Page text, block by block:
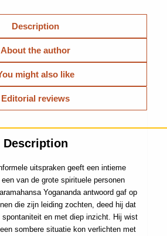
Description
About the author
might also like
Editorial reviews
Description
uitspraken geeft een intieme
van de grote spirituele personen
Yogananda antwoord gaf op
die zijn leiding zochten, deed hij dat
spontaniteit en met diep inzicht. Hij wist
sombere situatie kon verlichten met